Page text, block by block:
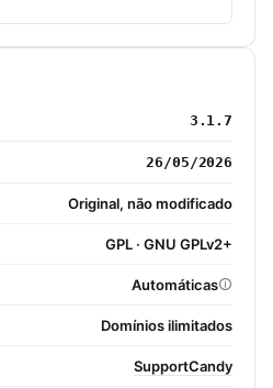
3.1.7
26/05/2026
Original, não modificado
GPL · GNU GPLv2+
Automáticas
Domínios ilimitados
SupportCandy